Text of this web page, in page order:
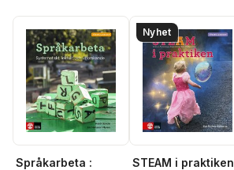
Språkarbeta :
Nyhet
STEAM i praktiken